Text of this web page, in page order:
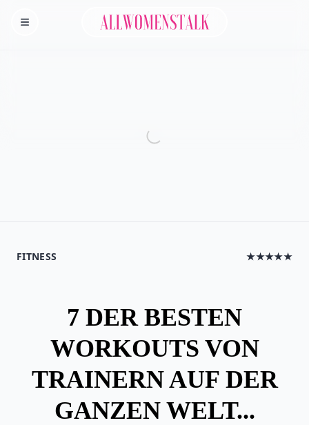
Homepage
Allwomenstalk
FITNESS ★★★★★
7 DER BESTEN
WORKOUTS VON
TRAINERN AUF DER
GANZEN WELT...